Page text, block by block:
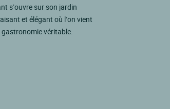
s’ouvre sur son jardin
et élégant où l’on vient
véritable.